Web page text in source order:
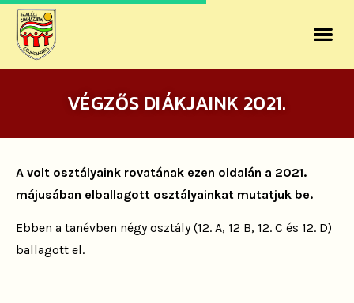
VÉGZŐS DIÁKJAINK 2021.
A volt osztályaink rovatának ezen oldalán a 2021.
májusában elballagott osztályainkat mutatjuk be.
Ebben a tanévben négy osztály (12. A, 12 B, 12. C és 12. D)
ballagott el.